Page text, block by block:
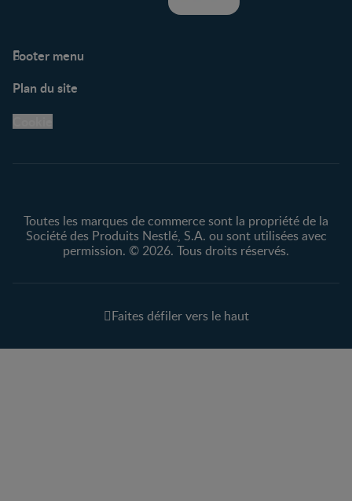
Footer menu
Centre de soutien
Avis légaux
Protection des
Plan du site
Toutes les marques de commerce sont la propriété de la
Société des Produits Nestlé, S.A. ou sont utilisées avec
permission. © 2026. Tous droits réservés.
Faites défiler vers le haut